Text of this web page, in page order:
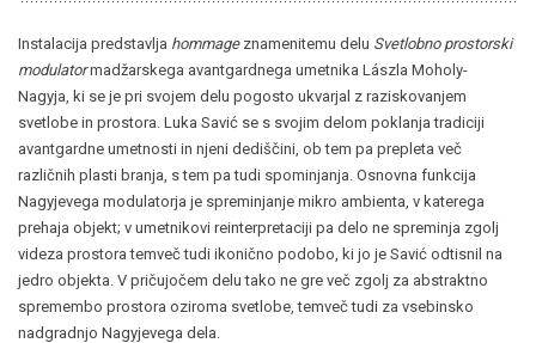
Instalacija predstavlja hommageznamenitemu delu Svetlobno prostorski
modulatormadžarskega avantgardnega umetnika Lászla Moholy-
Nagyja, ki se je pri svojem delu pogosto ukvarjal z raziskovanjem
svetlobe in prostora. Luka Savić se s svojim delom poklanja tradiciji
avantgardne umetnosti in njeni dediščini, ob tem pa prepleta več
različnih plasti branja, s tem pa tudi spominjanja. Osnovna funkcija
Nagyjevega modulatorja je spreminjanje mikro ambienta, v katerega
prehaja objekt; v umetnikovi reinterpretaciji pa delo ne spreminja zgolj
videza prostora temveč tudi ikonično podobo, ki jo je Savić odtisnil na
jedro objekta. V pričujočem delu tako ne gre več zgolj za abstraktno
spremembo prostora oziroma svetlobe, temveč tudi za vsebinsko
nadgradnjo Nagyjevega dela.